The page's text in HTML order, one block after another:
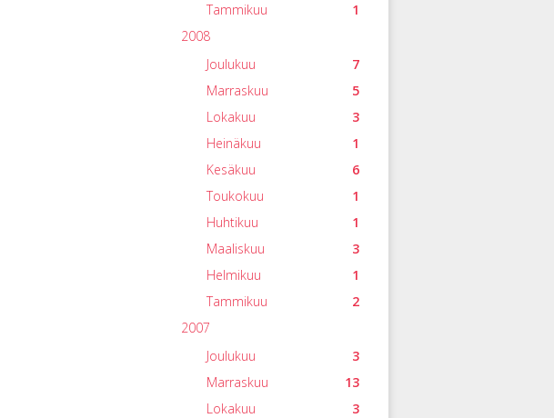
1
Tammikuu
2008
7
Joulukuu
5
Marraskuu
3
Lokakuu
1
Heinäkuu
6
Kesäkuu
1
Toukokuu
1
Huhtikuu
3
Maaliskuu
1
Helmikuu
2
Tammikuu
2007
3
Joulukuu
13
Marraskuu
3
Lokakuu